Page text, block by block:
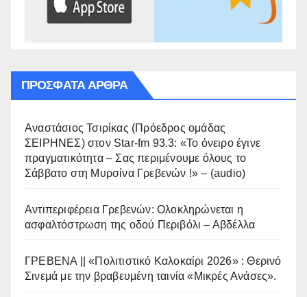
ΠΡΌΣΦΑΤΑ ΆΡΘΡΑ
Αναστάσιος Τσιρίκας (Πρόεδρος ομάδας
ΣΕΙΡΗΝΕΣ) στον Star-fm 93.3: «Το όνειρο έγινε
πραγματικότητα – Σας περιμένουμε όλους το
Σάββατο στη Μυρσίνα Γρεβενών !» – (audio)
Αντιπεριφέρεια Γρεβενών: Ολοκληρώνεται η
ασφαλτόστρωση της οδού Περιβόλι – Αβδέλλα
ΓΡΕΒΕΝΑ || «Πολιτιστικό Καλοκαίρι 2026» : Θερινό
Σινεμά με την βραβευμένη ταινία «Μικρές Ανάσες».